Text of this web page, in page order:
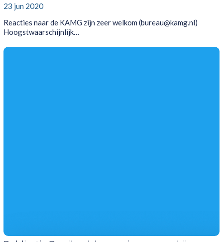
23 jun 2020
Reacties naar de KAMG zijn zeer welkom (bureau@kamg.nl)
Hoogstwaarschijnlijk…